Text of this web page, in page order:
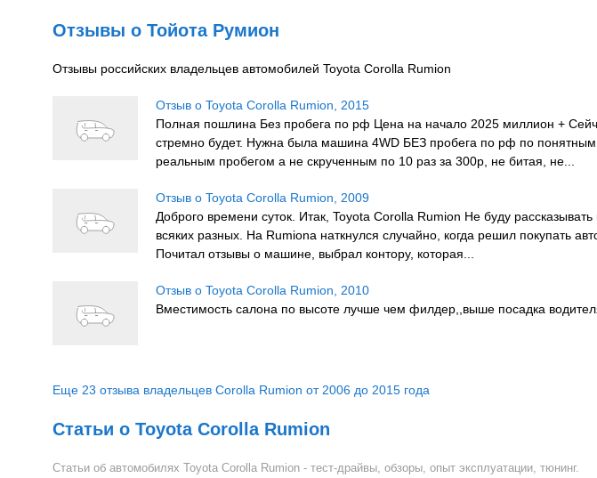
ABS (антиблокировочная), Brake Assist (вспомогательного торможения) и EBD
брусья жесткости, крепления детских кресел, ремни безопасности с преднатяжителями и
модификациях в состав оборудования входят система электронного контроля
Toyota Corolla Rumion — типичное смешение жанров и стилей, которое часто
определенную группу покупателей. В данном случае тех, кому нужен вместительный и
цены, на вторичном рынке наиболее популярны машины с полуторалитровыми
прекрасная возможность для выбора, включая полноприводные версии.
Отзывы о Тойота Румион
Отзывы российских владельцев автомобилей Toyota Corolla Rumion
Отзыв о Toyota Corolla Rumion, 2015
Полная пошлина Без пробега по рф Цена на начало 2025 миллион +
стремно будет. Нужна была машина 4WD БЕЗ пробега по рф по
реальным пробегом а не скрученным по 10 раз за 300р, не битая, не...
Отзыв о Toyota Corolla Rumion, 2009
Доброго времени суток. Итак, Toyota Corolla Rumion Не буду
всяких разных. На Rumiona наткнулся случайно, когда решил покупать
Почитал отзывы о машине, выбрал контору, которая...
Отзыв о Toyota Corolla Rumion, 2010
Вместимость салона по высоте лучше чем филдер,,выше посадка
Еще 23 отзыва владельцев Corolla Rumion от 2006 до 2015 года
Статьи о Toyota Corolla Rumion
Статьи об автомобилях Toyota Corolla Rumion - тест-драйвы, обзоры, опыт эксплуатации, тюнинг.